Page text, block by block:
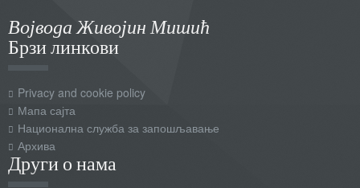
Војвода Живојин Мишић
Брзи линкови
Privacy and cookie policy
Мапа сајта
Национална служба за запошљавање
Архива
Други о нама